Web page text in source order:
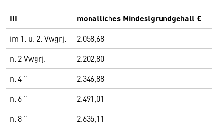
III monatliches Mindestgrundgehalt €
im 1. u. 2. Vwgrj.
2.058,68
n. 2 Vwgrj.
2.202,80
n. 4 "
2.346,88
n. 6 "
2.491,01
n. 8 "
2.635,11